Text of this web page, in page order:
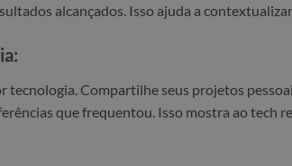
alcançados. Isso ajuda a
tecnologia. Compartilhe seus projetos
que frequentou. Isso mostra ao tech